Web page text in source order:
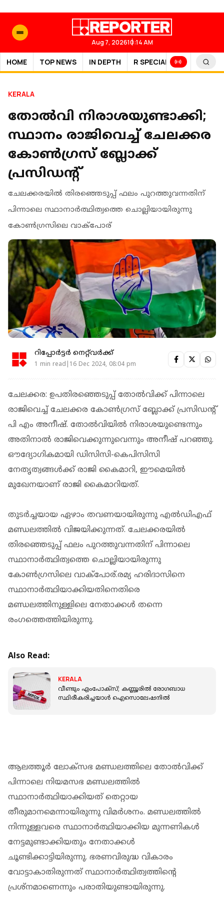
Aug 7, 202610:14 AM
HOME TOP NEWS IN DEPTH R SPECIAL SPORTS
KERALA
തോല്‍വി നിരാശയുണ്ടാക്കി;
സ്ഥാനം രാജിവെച്ച് ചേലക്കര
കോണ്‍ഗ്രസ് ബ്ലോക്ക്
പ്രസിഡന്റ്
ചേലക്കരയില്‍ തിരഞ്ഞെടുപ്പ് ഫലം പുറത്തുവന്നതിന്
പിന്നാലെ സ്ഥാനാര്‍ത്ഥിത്വത്തെ ചൊല്ലിയായിരുന്നു
കോണ്‍ഗ്രസിലെ വാക്‌പോര്
റിപ്പോർട്ടർ നെറ്റ്‌വര്‍ക്ക്‌
1 min read|16 Dec 2024, 08:04 pm
ചേലക്കര: ഉപതിരഞ്ഞെടുപ്പ് തോല്‍വിക്ക് പിന്നാലെ
രാജിവെച്ച് ചേലക്കര കോണ്‍ഗ്രസ് ബ്ലോക്ക് പ്രസിഡന്റ്
പി എം അനീഷ്. തോല്‍വിയില്‍ നിരാശയുണ്ടെന്നും
അതിനാല്‍ രാജിവെക്കുന്നുവെന്നും അനീഷ് പറഞ്ഞു.
ഔദ്യോഗികമായി ഡിസിസി-കെപിസിസി
നേതൃത്വങ്ങള്‍ക്ക് രാജി കൈമാറി, ഈമെയില്‍
മുഖേനയാണ് രാജി കൈമാറിയത്.
തുടര്‍ച്ചയായ ഏഴാം തവണയായിരുന്നു എല്‍ഡിഎഫ്
മണ്ഡലത്തില്‍ വിജയിക്കുന്നത്. ചേലക്കരയില്‍
തിരഞ്ഞെടുപ്പ് ഫലം പുറത്തുവന്നതിന് പിന്നാലെ
സ്ഥാനാര്‍ത്ഥിത്വത്തെ ചൊല്ലിയായിരുന്നു
കോണ്‍ഗ്രസിലെ വാക്‌പോര്.രമ്യ ഹരിദാസിനെ
സ്ഥാനാര്‍ത്ഥിയാക്കിയതിനെതിരെ
മണ്ഡലത്തിനുള്ളിലെ നേതാക്കള്‍ തന്നെ
രംഗത്തെത്തിയിരുന്നു.
Also Read:
KERALA
വീണ്ടും എംപോക്സ്; കണ്ണൂരിൽ രോഗബാധ
സ്ഥിരീകരിച്ചയാൾ ഐസൊലേഷനിൽ
ആലത്തൂര്‍ ലോക്സഭ മണ്ഡലത്തിലെ തോല്‍വിക്ക്
പിന്നാലെ നിയമസഭ മണ്ഡലത്തില്‍
സ്ഥാനാര്‍ത്ഥിയാക്കിയത് തെറ്റായ
തീരുമാനമെന്നായിരുന്നു വിമര്‍ശനം. മണ്ഡലത്തില്‍
നിന്നുള്ളവരെ സ്ഥാനാര്‍ത്ഥിയാക്കിയ മുന്നണികള്‍
നേട്ടമുണ്ടാക്കിയതും നേതാക്കള്‍
ചൂണ്ടിക്കാട്ടിയിരുന്നു. ഭരണവിരുദ്ധ വികാരം
വോട്ടാകാതിരുന്നത് സ്ഥാനാര്‍ത്ഥിത്വത്തിന്റെ
പ്രശ്‌നമാണെന്നും പരാതിയുണ്ടായിരുന്നു.